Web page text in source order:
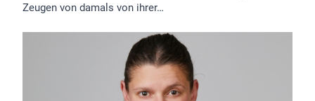
Zeugen von damals von ihrer…